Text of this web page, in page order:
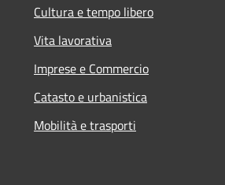
Cultura e tempo libero
Vita lavorativa
Imprese e Commercio
Catasto e urbanistica
Mobilità e trasporti